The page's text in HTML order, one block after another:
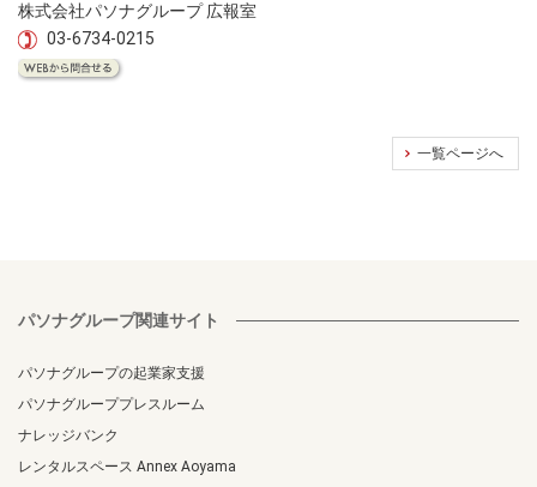
株式会社パソナグループ 広報室
03-6734-0215
一覧ページへ
パソナグループ関連サイト
パソナグループの起業家支援
パソナグループプレスルーム
ナレッジバンク
レンタルスペース Annex Aoyama